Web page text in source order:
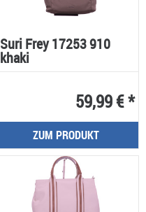
Suri Frey 17253 910
khaki
59,99 € *
ZUM PRODUKT